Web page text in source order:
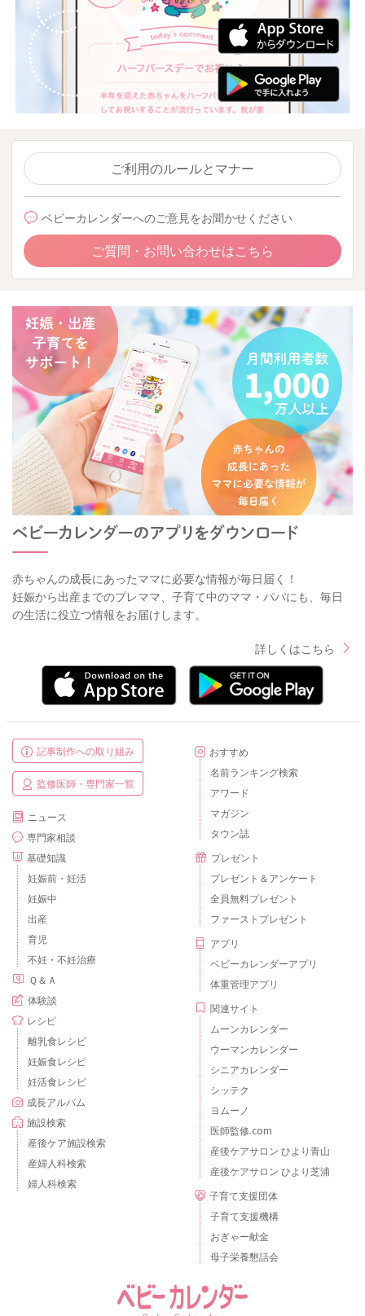
ご利用のルールとマナー
ベビーカレンダーへのご意見をお聞かせください
ご質問・お問い合わせはこちら
赤ちゃんの成長にあったママに必要な情報が毎日届く！
妊娠から出産までのプレママ、子育て中のママ・パパにも、毎日
の生活に役立つ情報をお届けします。
詳しくはこちら
記事制作への取り組み
監修医師・専門家一覧
ニュース
専門家相談
基礎知識
妊娠前・妊活
妊娠中
出産
育児
不妊・不妊治療
Ｑ＆Ａ
体験談
レシピ
離乳食レシピ
妊娠食レシピ
妊活食レシピ
成長アルバム
施設検索
産後ケア施設検索
産婦人科検索
婦人科検索
おすすめ
名前ランキング検索
アワード
マガジン
タウン誌
プレゼント
プレゼント＆アンケート
全員無料プレゼント
ファーストプレゼント
アプリ
ベビーカレンダーアプリ
体重管理アプリ
関連サイト
ムーンカレンダー
ウーマンカレンダー
シニアカレンダー
シッテク
ヨムーノ
医師監修.com
産後ケアサロン ひより青山
産後ケアサロン ひより芝浦
子育て支援団体
子育て支援機構
おぎゃー献金
母子栄養懇話会